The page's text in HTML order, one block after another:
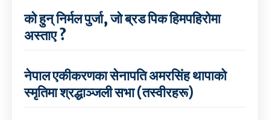
को हुन् निर्मल पुर्जा, जो ब्रड पिक हिमपहिरोमा
अस्ताए ?
नेपाल एकीकरणका सेनापति अमरसिंह थापाको
स्मृतिमा श्रद्धाञ्जली सभा (तस्वीरहरू)